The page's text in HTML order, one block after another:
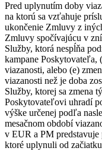
Pred uplynutím doby
na ktorú sa vzťahuje
ukončenie Zmluvy z
Zmluvy spočívajúcu v
Služby, ktorá nespĺňa
kampane Poskytovateľa,
viazanosti, alebo (e)
viazanosti než je doba
Služby, ktorej sa zmena
Poskytovateľovi uhradí
výške určenej podľa
mesačnom období
v EUR a PM predstavuje
ktoré uplynuli od